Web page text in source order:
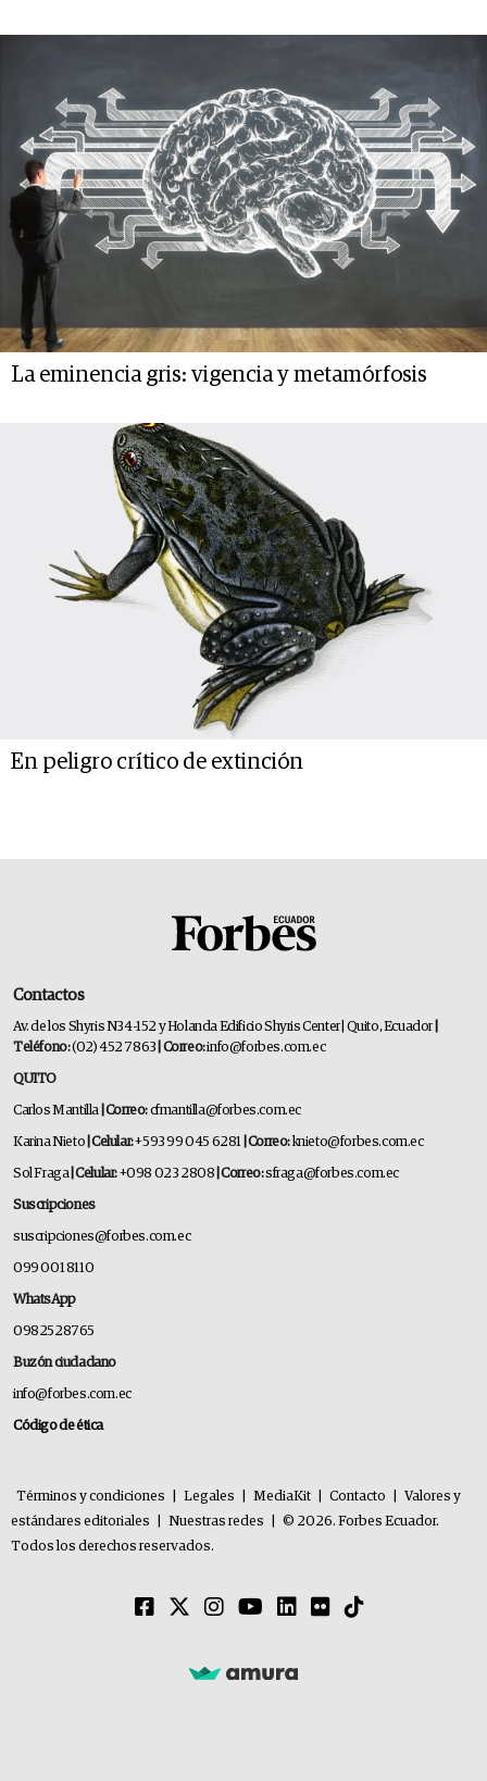
La eminencia gris: vigencia y metamórfosis
En peligro crítico de extinción
Contactos
Av. de los Shyris N34-152 y Holanda Edificio Shyris Center | Quito, Ecuador
Teléfono:(02) 452 7863 | Correo:info@forbes.com.ec
QUITO
Carlos Mantilla | Correo:cfmantilla@forbes.com.ec
Karina Nieto | Celular:+593 99 045 6281 | Correo:knieto@forbes.com.ec
Sol Fraga| Celular:+098 023 2808 | Correo:sfraga@forbes.com.ec
Suscripciones
suscripciones@forbes.com.ec
099 001 8110
WhatsApp
0982528765
Buzón ciudadano
info@forbes.com.ec
Código de ética
Términos y condiciones Legales MediaKit Contacto
Valores y
estándares editoriales
Nuestras redes
© 2026. Forbes Ecuador.
Todos los derechos reservados.